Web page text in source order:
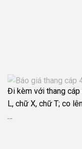
Đi kèm với thang cáp
L, chữ X, chữ T; co
…